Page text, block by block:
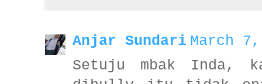
Anjar Sundari March
Setuju mbak Inda,